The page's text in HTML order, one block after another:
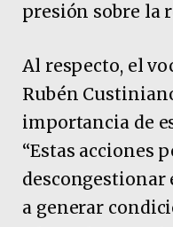
presión sobre la
Al respecto, el
Rubén
importancia de
“Estas acciones
a generar